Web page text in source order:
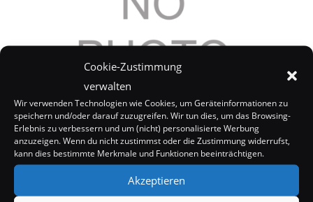
Cookie-Zustimmung
verwalten
Wir verwenden Technologien wie Cookies, um Geräteinformationen zu
speichern und/oder darauf zuzugreifen. Wir tun dies, um das Browsing-
Erlebnis zu verbessern und um (nicht) personalisierte Werbung
anzuzeigen. Wenn du nicht zustimmst oder die Zustimmung widerrufst,
kann dies bestimmte Merkmale und Funktionen beeinträchtigen.
Akzeptieren
Kim Cattrall brauchte das Geld
8. November 2007